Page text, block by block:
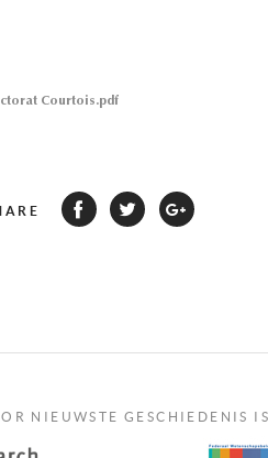
Courtois.pdf
NIEUWSTE GESCHIEDENIS